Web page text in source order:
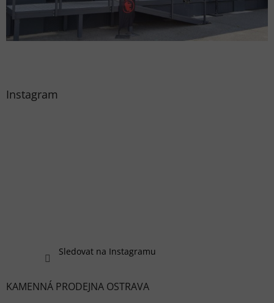
Instagram
Sledovat na Instagramu
KAMENNÁ PRODEJNA OSTRAVA